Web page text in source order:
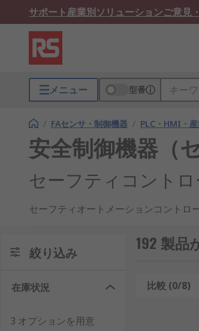
サポート産業別ソリューションご意見
メニュー 型番
/ FAセンサ・制御機器 / PLC・HMI・
安全制御機器（
セーフティコント
セーフティオートメーションコントロ
セーフティコント
セーフティコントローラには、プロセ
セーフティコントローラは、
絞り込み
在庫状況
3 オプションを用意
192 製品
比較 (0/8)